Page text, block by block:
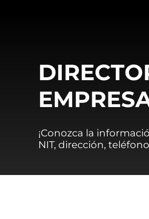
¡Conozca la
NIT, dirección,